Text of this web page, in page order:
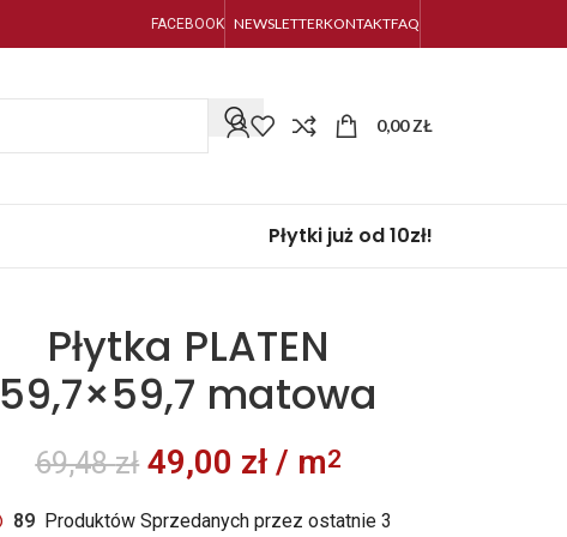
FACEBOOK NEWSLETTERKONTAKTFAQ
0,00ZŁ
Płytki już od 10zł!
Płytka PLATEN
59,7×59,7 matowa
69,48zł 49,00 zł / m2
89 Produktów Sprzedanych przez ostatnie 3